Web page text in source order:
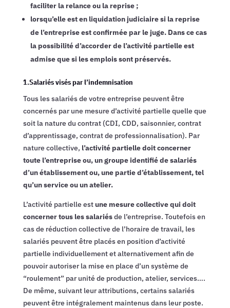
faciliter la relance ou la reprise ;
lorsqu’elle est en liquidation judiciaire si la reprise
de l’entreprise est confirmée par le juge. Dans ce cas
la possibilité d’accorder de l’activité partielle est
admise que si les emplois sont préservés.
1.Salariés visés par l’indemnisation
Tous les salariés de votre entreprise peuvent être
concernés par une mesure d’activité partielle quelle que
soit la nature du contrat (CDI, CDD, saisonnier, contrat
d’apprentissage, contrat de professionnalisation). Par
nature collective, l’activité partielle doit concerner
toute l’entreprise ou, un groupe identifié de salariés
d’un établissement ou, une partie d’établissement, tel
qu’un service ou un atelier.
L’activité partielle estune mesure collective qui doit
concerner tous les salariésde l’entreprise. Toutefois en
cas de réduction collective de l’horaire de travail, les
salariés peuvent être placés en position d’activité
partielle individuellement et alternativement afin de
pouvoir autoriser la mise en place d’un système de
“roulement” par unité de production, atelier, services….
De même, suivant leur attributions, certains salariés
peuvent être intégralement maintenus dans leur poste.